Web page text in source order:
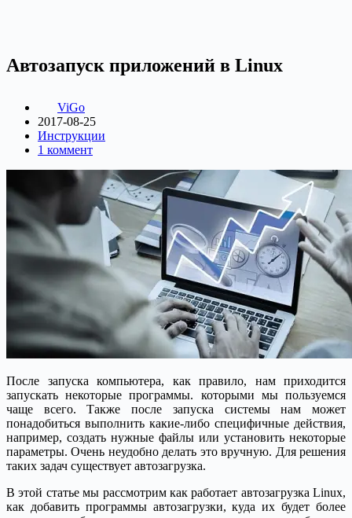
Автозапуск приложений в Linux
ViGo
2017-08-25
Инструкции
1 коммент
После запуска компьютера, как правило, нам приходится
запускать некоторые программы. которыми мы пользуемся
чаще всего. Также после запуска системы нам может
понадобиться выполнить какие-либо специфичные действия,
например, создать нужные файлы или установить некоторые
параметры. Очень неудобно делать это вручную. Для решения
таких задач существует автозагрузка.
В этой статье мы рассмотрим как работает автозагрузка Linux,
как добавить программы автозагрузки, куда их будет более